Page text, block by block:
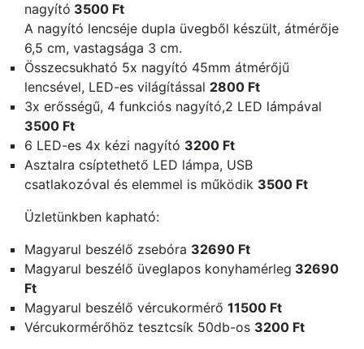
nagyító 3500 Ft
A nagyító lencséje dupla üvegből készült, átmérője
6,5 cm, vastagsága 3 cm.
Összecsukható 5x nagyító 45mm átmérőjű
lencsével, LED-es világítással 2800 Ft
3x erősségű, 4 funkciós nagyító,2 LED lámpával
3500 Ft
6 LED-es 4x kézi nagyító 3200 Ft
Asztalra csíptethető LED lámpa, USB
csatlakozóval és elemmel is működik 3500 Ft
Üzletünkben kapható:
Magyarul beszélő zsebóra 32690 Ft
Magyarul beszélő üveglapos konyhamérleg 32690
Ft
Magyarul beszélő vércukormérő 11500 Ft
Vércukormérőhöz tesztcsík 50db-os 3200 Ft